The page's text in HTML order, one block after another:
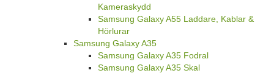
Kameraskydd
Samsung Galaxy A55 Laddare, Kablar &
Hörlurar
Samsung Galaxy A35
Samsung Galaxy A35 Fodral
Samsung Galaxy A35 Skal